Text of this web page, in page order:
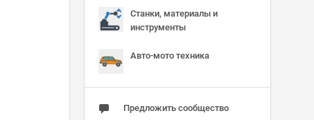
Станки, материалы и
инструменты
Авто-мото техника
Предложить сообщество